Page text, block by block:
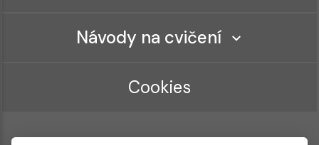
Návody na cvičení
Cookies